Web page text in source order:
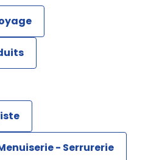
- Serrurerie